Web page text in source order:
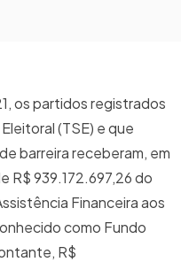
os partidos registrados
(TSE) e que
barreira receberam, em
R$ 939.172.697,26 do
Financeira aos
como Fundo
R$